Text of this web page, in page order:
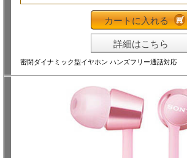
カートに入れる
詳細はこちら
密閉ダイナミック型イヤホン ハンズフリー通話対応